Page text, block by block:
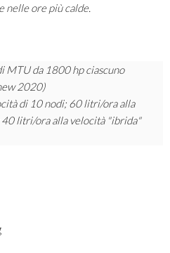
nelle ore più calde.
MTU da 1800 hp ciascuno
2020)
di 10 nodi; 60 litri/ora alla
litri/ora alla velocità "ibrida"